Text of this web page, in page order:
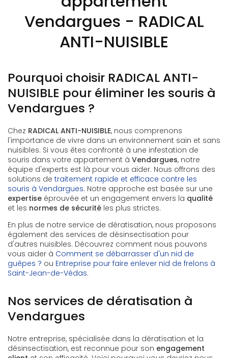
Vendargues - RADICAL
ANTI-NUISIBLE
Pourquoi choisir RADICAL ANTI-
NUISIBLE pour éliminer les souris à
Vendargues ?
Chez RADICAL ANTI-NUISIBLE, nous comprenons
l'importance de vivre dans un environnement sain et sans
nuisibles. Si vous êtes confronté à une infestation de
souris dans votre appartement à Vendargues, notre
équipe d'experts est là pour vous aider. Nous offrons des
solutions de traitement rapide et efficace contre les
souris à Vendargues. Notre approche est basée sur une
expertise éprouvée et un engagement envers la qualité
et les normes de sécurité les plus strictes.
En plus de notre service de dératisation, nous proposons
également des services de désinsectisation pour
d'autres nuisibles. Découvrez comment nous pouvons
vous aider à Comment se débarrasser d'un nid de
guêpes ? ou Entreprise pour faire enlever nid de frelons à
Saint-Jean-de-Védas.
Nos services de dératisation à
Vendargues
Notre entreprise, spécialisée dans la dératisation et la
désinsectisation, est reconnue pour son engagement